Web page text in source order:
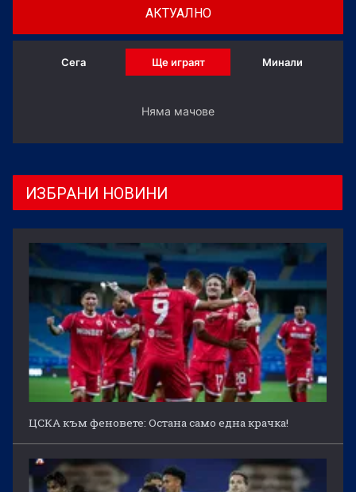
АКТУАЛНО
Сега Ще играят Минали
Няма мачове
ИЗБРАНИ НОВИНИ
ЦСКА към феновете: Остана само една крачка!